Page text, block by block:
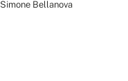
Simone Bellanova